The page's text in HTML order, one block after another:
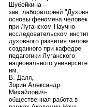
Шубейкина –
зав. лабораторией
основы феномена
при Луганском Научно-
исследовательском
духовного развития
созданного при кафедре
педагогики Луганского
национального
им.
В. Даля,
Зорин Александр
Михайлович-
общественная работа в